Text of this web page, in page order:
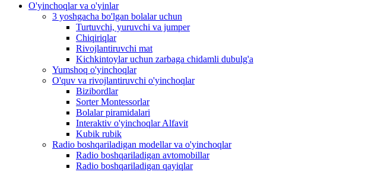
O'yinchoqlar va o'yinlar
3 yoshgacha bo'lgan bolalar uchun
Turtuvchi, yuruvchi va jumper
Chiqiriqlar
Rivojlantiruvchi mat
Kichkintoylar uchun zarbaga chidamli dubulg'a
Yumshoq o'yinchoqlar
O'quv va rivojlantiruvchi o'yinchoqlar
Bizibordlar
Sorter Montessorlar
Bolalar piramidalari
Interaktiv o'yinchoqlar Alfavit
Kubik rubik
Radio boshqariladigan modellar va o'yinchoqlar
Radio boshqariladigan avtomobillar
Radio boshqariladigan qayiqlar